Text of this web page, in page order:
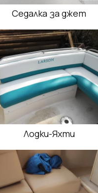
Седалка за джет
Лодки-Яхти